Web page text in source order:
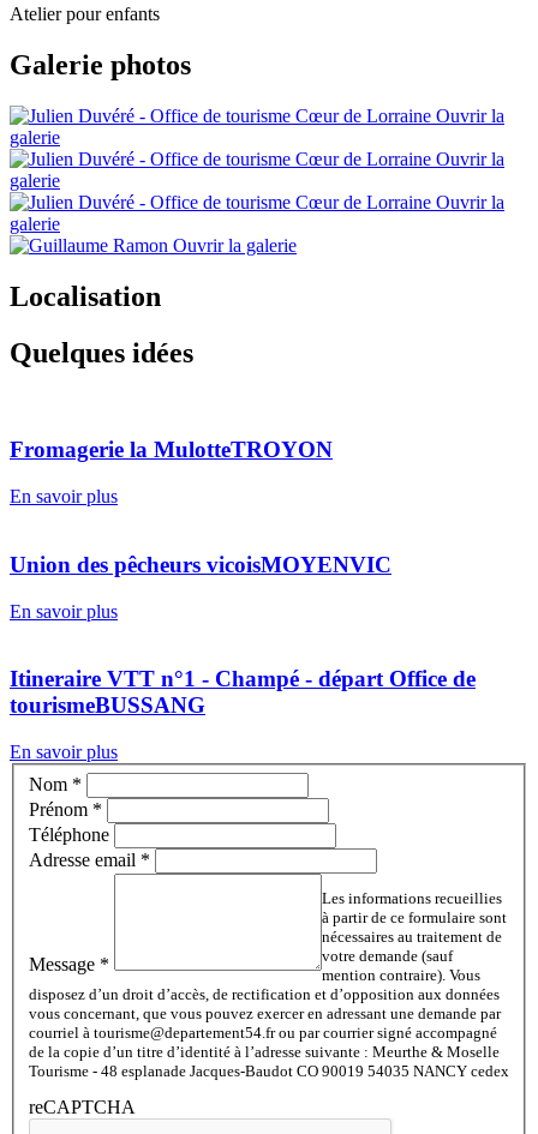
Atelier pour enfants
Galerie photos
Ouvrir la
galerie
Ouvrir la
galerie
Ouvrir la
galerie
Ouvrir la galerie
Localisation
Quelques idées
Fromagerie la MulotteTROYON
En savoir plus
Union des pêcheurs vicoisMOYENVIC
En savoir plus
Itineraire VTT n°1 - Champé - départ Office de
tourismeBUSSANG
En savoir plus
Nom *
Prénom *
Téléphone
Adresse email *
Message *
Les informations recueillies
à partir de ce formulaire sont
nécessaires au traitement de
votre demande (sauf
mention contraire). Vous
disposez d’un droit d’accès, de rectification et d’opposition aux données
vous concernant, que vous pouvez exercer en adressant une demande par
courriel à tourisme@departement54.fr ou par courrier signé accompagné
de la copie d’un titre d’identité à l’adresse suivante : Meurthe & Moselle
Tourisme - 48 esplanade Jacques-Baudot CO 90019 54035 NANCY cedex
reCAPTCHA